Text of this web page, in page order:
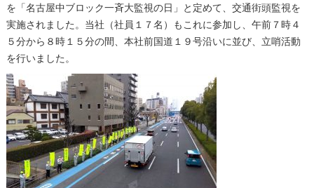
を「名古屋中ブロック一斉大監視の日」と定めて、交通街頭監視を
実施されました。当社（社員１７名）もこれに参加し、午前７時４
５分から８時１５分の間、本社前国道１９号沿いに並び、立哨活動
を行いました。